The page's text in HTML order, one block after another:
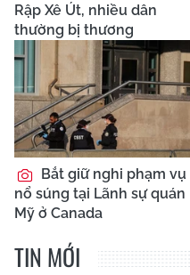
Rập Xê Út, nhiều dân
thường bị thương
Bắt giữ nghi phạm vụ
nổ súng tại Lãnh sự quán
Mỹ ở Canada
TIN MỚI